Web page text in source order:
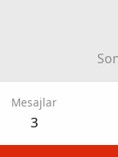
Mesajlar
3